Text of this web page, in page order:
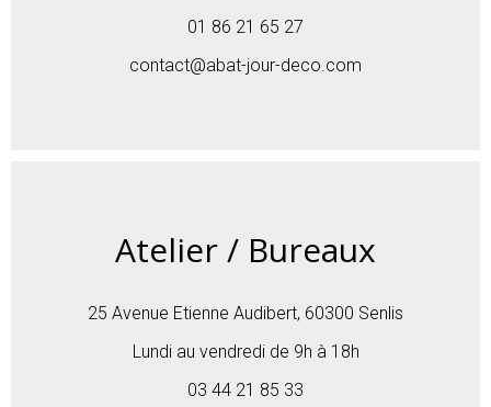
01 86 21 65 27
contact@abat-jour-deco.com
Atelier / Bureaux
25 Avenue Etienne Audibert, 60300 Senlis
Lundi au vendredi de 9h à 18h
03 44 21 85 33